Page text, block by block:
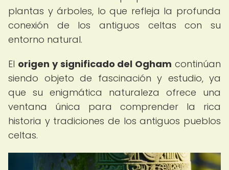
plantas y árboles, lo que refleja la profunda
conexión de los antiguos celtas con su
entorno natural.
El origen y significado del Ogham continúan
siendo objeto de fascinación y estudio, ya
que su enigmática naturaleza ofrece una
ventana única para comprender la rica
historia y tradiciones de los antiguos pueblos
celtas.